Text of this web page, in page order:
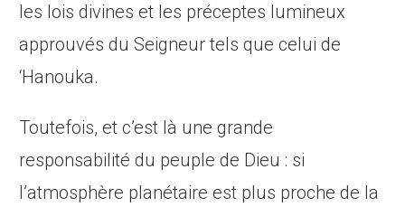
les lois divines et les préceptes lumineux
approuvés du Seigneur tels que celui de
‘Hanouka.
Toutefois, et c’est là une grande
responsabilité du peuple de Dieu : si
l’atmosphère planétaire est plus proche de la